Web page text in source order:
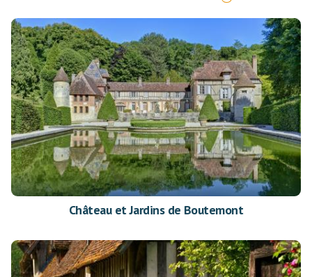
Château et Jardins de Boutemont